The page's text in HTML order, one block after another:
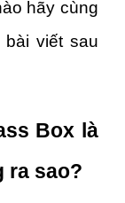
hãy cùng
viết sau
Box là
ra sao?